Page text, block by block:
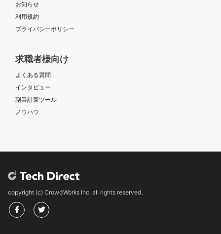
お知らせ
利用規約
プライバシーポリシー
求職者様向け
よくある質問
インタビュー
副業計算ツール
ノウハウ
copyright (c) CrowdWorks Inc. all rights reserved.